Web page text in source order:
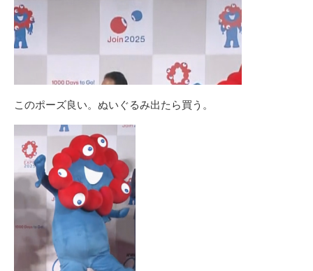
このポーズ良い。ぬいぐるみ出たら買う。